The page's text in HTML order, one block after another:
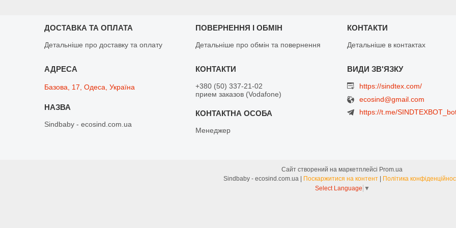
ДОСТАВКА ТА ОПЛАТА
Детальніше про доставку та оплату
ПОВЕРНЕННЯ І ОБМІН
Детальніше про обмін та повернення
КОНТАКТИ
Детальніше в контактах
Базова, 17, Одеса, Україна
Sindbaby - ecosind.com.ua
+380 (50) 337-21-02
прием заказов (Vodafone)
Менеджер
https://sindtex.com/
ecosind@gmail.com
https://t.me/
Сайт створений на маркетплейсі Prom.ua
Поскаржитися на контент
Політика
Select Language ▼